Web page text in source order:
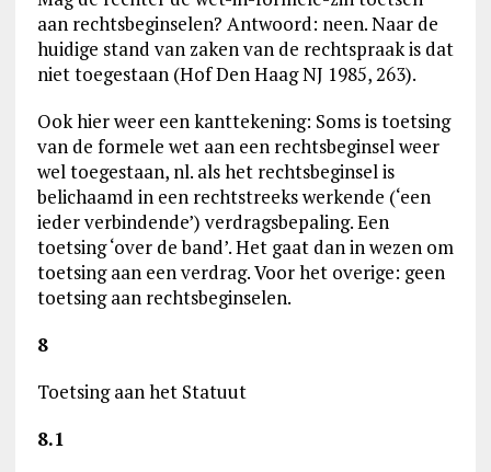
aan rechtsbeginselen? Antwoord: neen. Naar de
huidige stand van zaken van de rechtspraak is dat
niet toegestaan (Hof Den Haag NJ 1985, 263).
Ook hier weer een kanttekening: Soms is toetsing
van de formele wet aan een rechtsbeginsel weer
wel toegestaan, nl. als het rechtsbeginsel is
belichaamd in een rechtstreeks werkende (‘een
ieder verbindende’) verdragsbepaling. Een
toetsing ‘over de band’. Het gaat dan in wezen om
toetsing aan een verdrag. Voor het overige: geen
toetsing aan rechtsbeginselen.
8
Toetsing aan het Statuut
8.1